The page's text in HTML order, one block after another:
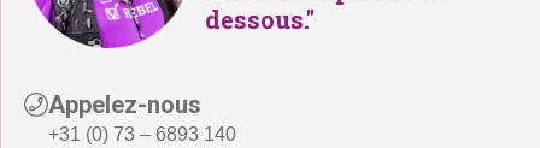
dessous."
Appelez-nous
+31 (0) 73 – 6893 140